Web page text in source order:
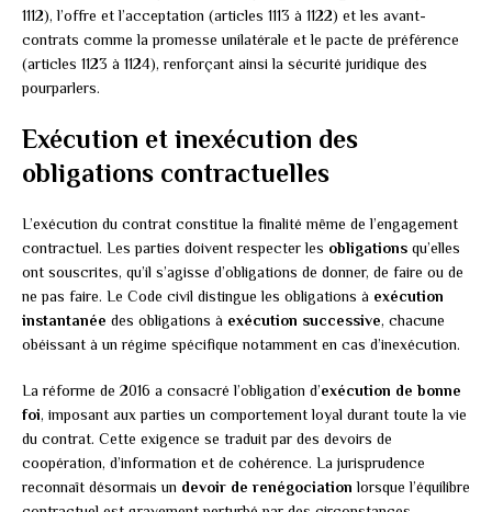
1112), l’offre et l’acceptation (articles 1113 à 1122) et les avant-
contrats comme la promesse unilatérale et le pacte de préférence
(articles 1123 à 1124), renforçant ainsi la sécurité juridique des
pourparlers.
Exécution et inexécution des
obligations contractuelles
L’exécution du contrat constitue la finalité même de l’engagement
contractuel. Les parties doivent respecter les obligations qu’elles
ont souscrites, qu’il s’agisse d’obligations de donner, de faire ou de
ne pas faire. Le Code civil distingue les obligations à exécution
instantanée des obligations à exécution successive, chacune
obéissant à un régime spécifique notamment en cas d’inexécution.
La réforme de 2016 a consacré l’obligation d’exécution de bonne
foi, imposant aux parties un comportement loyal durant toute la vie
du contrat. Cette exigence se traduit par des devoirs de
coopération, d’information et de cohérence. La jurisprudence
reconnaît désormais un devoir de renégociation lorsque l’équilibre